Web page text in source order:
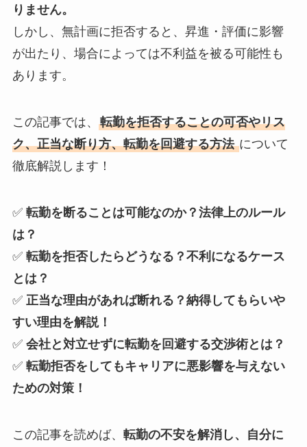
りません。
しかし、無計画に拒否すると、昇進・評価に影響
が出たり、場合によっては不利益を被る可能性も
あります。
この記事では、 転勤を拒否することの可否やリス
ク、正当な断り方、転勤を回避する方法 について
徹底解説します！
✅ 転勤を断ることは可能なのか？法律上のルール
は？
✅ 転勤を拒否したらどうなる？不利になるケース
とは？
✅ 正当な理由があれば断れる？納得してもらいや
すい理由を解説！
✅ 会社と対立せずに転勤を回避する交渉術とは？
✅ 転勤拒否をしてもキャリアに悪影響を与えない
ための対策！
この記事を読めば、 転勤の不安を解消し、自分に